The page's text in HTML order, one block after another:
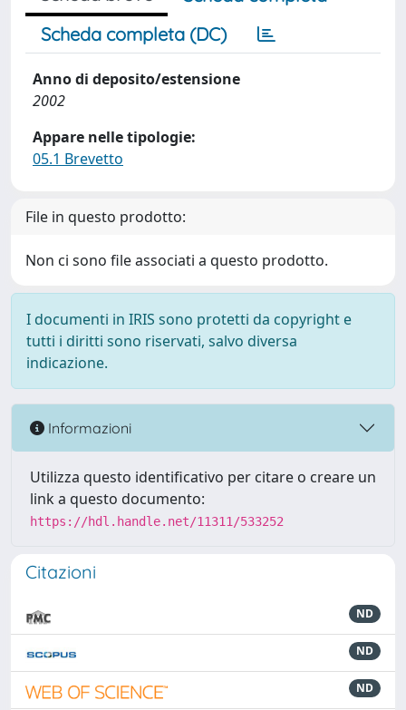
Scheda completa (DC)
Anno di deposito/estensione
2002
Appare nelle tipologie:
05.1 Brevetto
File in questo prodotto:
Non ci sono file associati a questo prodotto.
I documenti in IRIS sono protetti da copyright e
tutti i diritti sono riservati, salvo diversa
indicazione.
Informazioni
Utilizza questo identificativo per citare o creare un
link a questo documento:
https://hdl.handle.net/11311/533252
Citazioni
ND
ND
ND